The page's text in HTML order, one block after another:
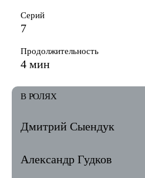
Серий
7
Продолжительность
4 мин
В РОЛЯХ
Дмитрий Сыендук
Александр Гудков